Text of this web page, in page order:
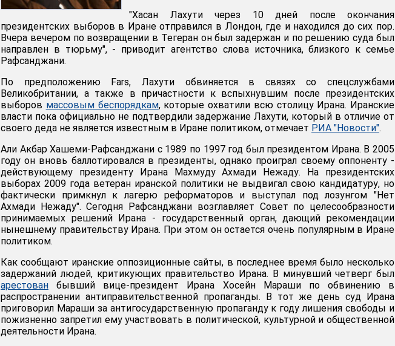
"Хасан Лахути через 10 дней после окончания
президентских выборов в Иране отправился в Лондон, где и находился до сих пор.
Вчера вечером по возвращении в Тегеран он был задержан и по решению суда был
направлен в тюрьму", - приводит агентство слова источника, близкого к семье
Рафсанджани.
По предположению Fars, Лахути обвиняется в связях со спецслужбами
Великобритании, а также в причастности к вспыхнувшим после президентских
выборов массовым беспорядкам, которые охватили всю столицу Ирана. Иранские
власти пока официально не подтвердили задержание Лахути, который в отличие от
своего деда не является известным в Иране политиком, отмечает РИА "Новости".
Али Акбар Хашеми-Рафсанджани с 1989 по 1997 год был президентом Ирана. В 2005
году он вновь баллотировался в президенты, однако проиграл своему оппоненту -
действующему президенту Ирана Махмуду Ахмади Нежаду. На президентских
выборах 2009 года ветеран иранской политики не выдвигал свою кандидатуру, но
фактически примкнул к лагерю реформаторов и выступал под лозунгом "Нет
Ахмади Нежаду". Сегодня Рафсанджани возглавляет Совет по целесообразности
принимаемых решений Ирана - государственный орган, дающий рекомендации
нынешнему правительству Ирана. При этом он остается очень популярным в Иране
политиком.
Как сообщают иранские оппозиционные сайты, в последнее время было несколько
задержаний людей, критикующих правительство Ирана. В минувший четверг был
арестован бывший вице-президент Ирана Хосейн Мараши по обвинению в
распространении антиправительственной пропаганды. В тот же день суд Ирана
приговорил Мараши за антигосударственную пропаганду к году лишения свободы и
пожизненно запретил ему участвовать в политической, культурной и общественной
деятельности Ирана.